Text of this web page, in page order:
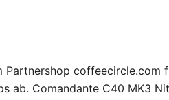
coffeecircle.com
ab. Comandante C40 MK3